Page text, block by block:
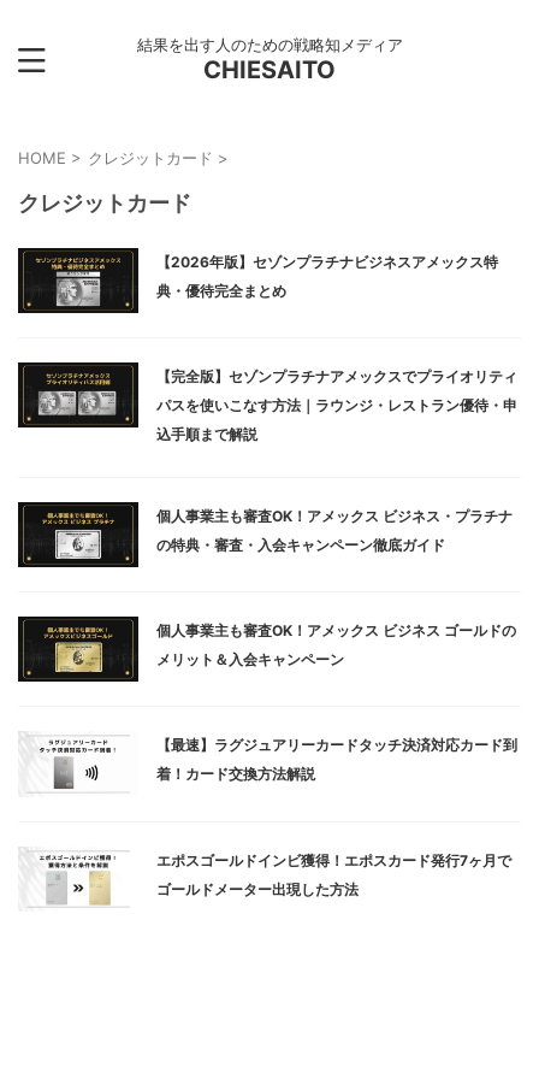
結果を出す人のための戦略知メディア
CHIESAITO
HOME > クレジットカード >
クレジットカード
【2026年版】セゾンプラチナビジネスアメックス特
典・優待完全まとめ
【完全版】セゾンプラチナアメックスでプライオリティ
パスを使いこなす方法｜ラウンジ・レストラン優待・申
込手順まで解説
個人事業主も審査OK！アメックス ビジネス・プラチナ
の特典・審査・入会キャンペーン徹底ガイド
個人事業主も審査OK！アメックス ビジネス ゴールドの
メリット＆入会キャンペーン
【最速】ラグジュアリーカードタッチ決済対応カード到
着！カード交換方法解説
エポスゴールドインビ獲得！エポスカード発行7ヶ月で
ゴールドメーター出現した方法